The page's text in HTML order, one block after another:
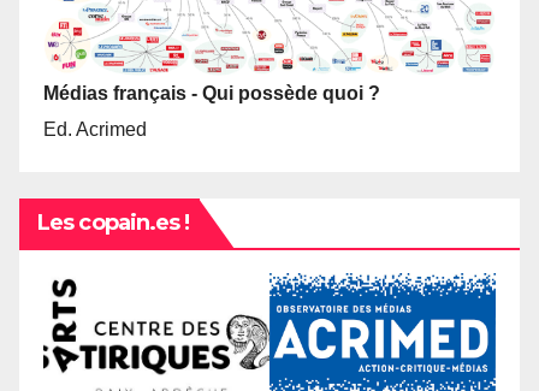
Médias français - Qui possède quoi ?
Ed. Acrimed
Les copain.es !